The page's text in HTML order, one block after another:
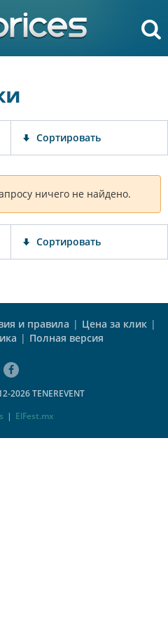
Сортировать
ничего не найдено.
Сортировать
и правила | Цена за клик |
| Полная версия
2026 TENEREVENT
| ElFest.mx